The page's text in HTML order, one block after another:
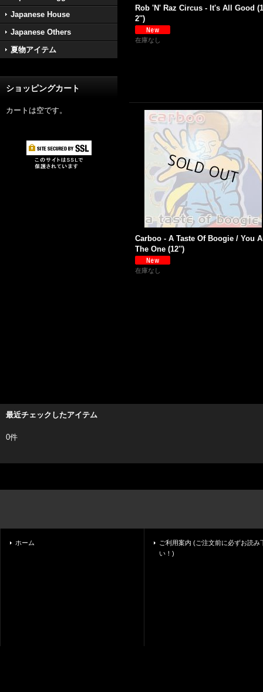
Japanese House
Japanese Others
夏物アイテム
ショッピングカート
カートは空です。
Rob 'N' Raz Circus - It's All Good (1
2'')
在庫なし
Carboo - A Taste Of Boogie / You
The One (12'')
在庫なし
最近チェックしたアイテム
0件
ホーム
ご利用案内 (ご注文前に必ずお読み
い！)